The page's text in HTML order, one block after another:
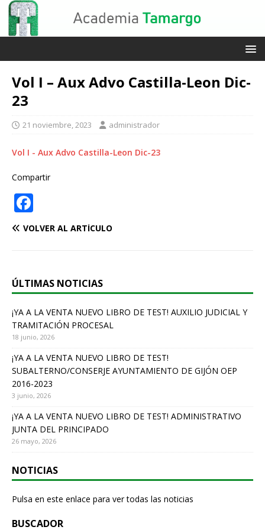
Vol I – Aux Advo Castilla-Leon Dic-
23
21 noviembre, 2023 administrador
Vol I - Aux Advo Castilla-Leon Dic-23
Compartir
a
b
o
o
k
VOLVER AL ARTÍCULO
ÚLTIMAS NOTICIAS
¡YA A LA VENTA NUEVO LIBRO DE TEST! AUXILIO JUDICIAL Y
TRAMITACIÓN PROCESAL
18 junio, 2026
¡YA A LA VENTA NUEVO LIBRO DE TEST!
SUBALTERNO/CONSERJE AYUNTAMIENTO DE GIJÓN OEP
2016-2023
3 junio, 2026
¡YA A LA VENTA NUEVO LIBRO DE TEST! ADMINISTRATIVO
JUNTA DEL PRINCIPADO
26 mayo, 2026
NOTICIAS
Pulsa en este enlace para ver todas las noticias
BUSCADOR